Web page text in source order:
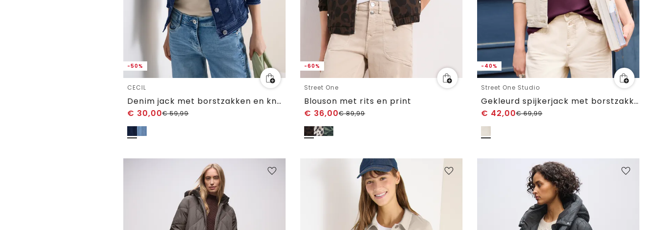
-50%
CECIL
Denim jack met borstzakken en knopen
€ 30,00€59,99
-60%
Street One
Blouson met rits en print
€ 36,00€89,99
-40%
Street One Studio
Gekleurd spijkerjack met borstzakken
€ 42,00€69,99